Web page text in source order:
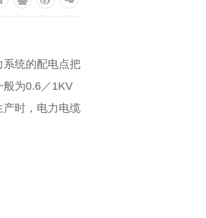
系统的配电点把
般为0.6／1KV
产时，电力电缆